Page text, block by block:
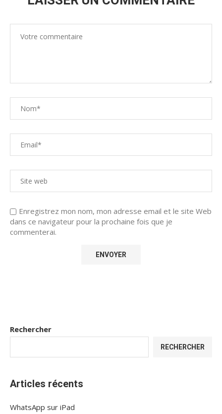
Enregistrez mon nom, mon adresse email et le site Web
dans ce navigateur pour la prochaine fois que je
commenterai.
Rechercher
RECHERCHER
Articles récents
WhatsApp sur iPad